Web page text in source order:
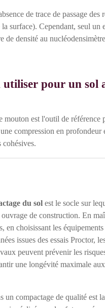
de trace de passage des
surface). Cependant, seul un
de densité au
utiliser pour un sol
mouton est l'outil de référence
compression en profondeur
cohésives.
du sol est le socle sur
de construction. En
en choisissant les équipements
issues des essais Proctor,
peuvent prévenir les
une longévité maximale aux
un compactage de qualité est